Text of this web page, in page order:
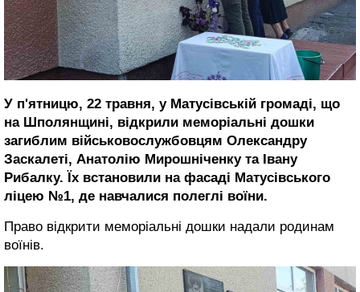
У п'ятницю, 22 травня, у Матусівській громаді, що
на Шполянщині, відкрили меморіальні дошки
загиблим військовослужбовцям Олександру
Заскалеті, Анатолію Мирошніченку та Івану
Рибалку. Їх встановили на фасаді Матусівського
ліцею №1, де навчалися полеглі воїни.
Право відкрити меморіальні дошки надали родинам
воїнів.